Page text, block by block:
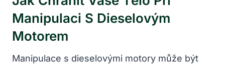
Manipulaci S Dieselovým
Motorem
Manipulace s dieselovými motory může být